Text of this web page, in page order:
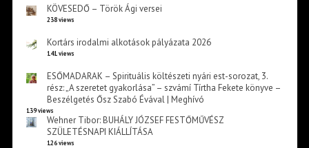
KÖVESEDŐ – Török Ági versei
238 views
Kortárs irodalmi alkotások pályázata 2026
141 views
ESŐMADARAK – Spirituális költészeti nyári est-sorozat, 3.
rész: „A szeretet gyakorlása” – szvámí Tírtha Fekete könyve –
Beszélgetés Ősz Szabó Évával | Meghívó
139 views
Wehner Tibor: BUHÁLY JÓZSEF FESTŐMŰVÉSZ
SZÜLETÉSNAPI KIÁLLÍTÁSA
126 views